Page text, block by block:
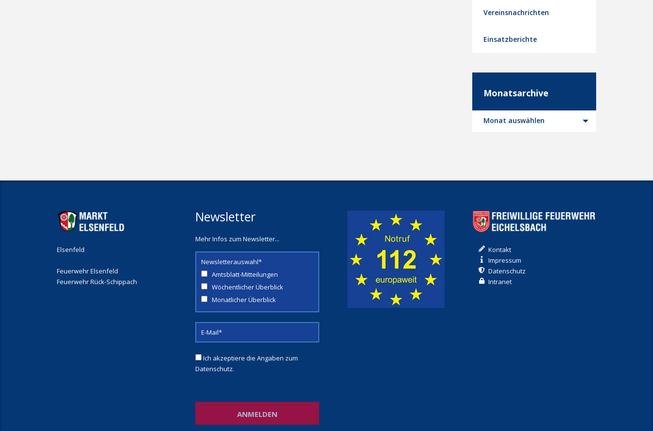
Vereinsnachrichten
Einsatzberichte
Monatsarchive
Monatsarchive
Monat auswählen
Elsenfeld
Feuerwehr Elsenfeld
Feuerwehr Rück-Schippach
Newsletter
Mehr Infos zum Newsletter...
Newsletterauswahl*
Amtsblatt-Mitteilungen
Wöchentlicher Überblick
Monatlicher Überblick
Ich akzeptiere die Angaben zum
Datenschutz.
Kontakt
Impressum
Datenschutz
Intranet